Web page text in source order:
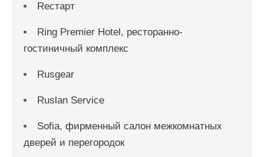
Reстарт
Ring Premier Hotel, ресторанно-
гостиничный комплекс
Rusgear
Ruslan Service
Sofia, фирменный салон межкомнатных
дверей и перегородок